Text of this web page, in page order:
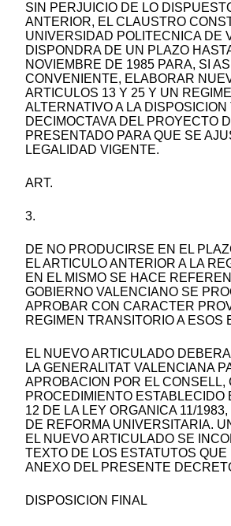
SIN PERJUICIO DE LO
ANTERIOR, EL CLAUSTRO
UNIVERSIDAD POLITECNICA DE
DISPONDRA DE UN PLAZO
NOVIEMBRE DE 1985 PARA, SI
CONVENIENTE, ELABORAR
ARTICULOS 13 Y 25 Y UN
ALTERNATIVO A LA
DECIMOCTAVA DEL PROYECTO
PRESENTADO PARA QUE SE
LEGALIDAD VIGENTE.
ART.
3.
DE NO PRODUCIRSE EN EL
EL ARTICULO ANTERIOR A LA
EN EL MISMO SE HACE
GOBIERNO VALENCIANO SE
APROBAR CON CARACTER
REGIMEN TRANSITORIO A ESOS
EL NUEVO ARTICULADO
LA GENERALITAT VALENCIANA
APROBACION POR EL CONSELL,
PROCEDIMIENTO ESTABLECIDO
12 DE LA LEY ORGANICA 11/
DE REFORMA UNIVERSITARIA.
EL NUEVO ARTICULADO SE
TEXTO DE LOS ESTATUTOS QUE
ANEXO DEL PRESENTE
DISPOSICION FINAL